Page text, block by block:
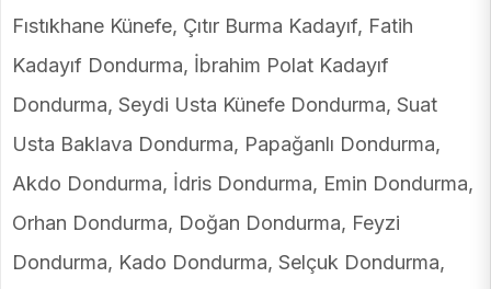
Fıstıkhane Künefe, Çıtır Burma Kadayıf, Fatih
Kadayıf Dondurma, İbrahim Polat Kadayıf
Dondurma, Seydi Usta Künefe Dondurma, Suat
Usta Baklava Dondurma, Papağanlı Dondurma,
Akdo Dondurma, İdris Dondurma, Emin Dondurma,
Orhan Dondurma, Doğan Dondurma, Feyzi
Dondurma, Kado Dondurma, Selçuk Dondurma,